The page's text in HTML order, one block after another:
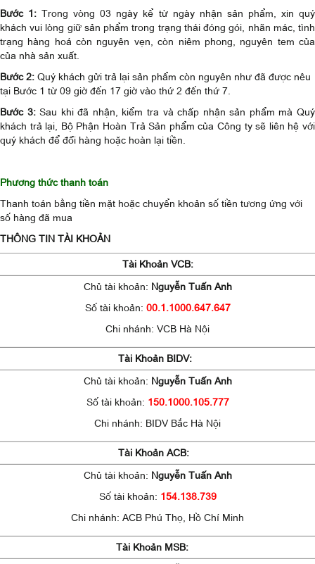
Bước 1: Trong vòng 03 ngày kể từ ngày nhận sản phẩm, xin quý
khách vui lòng giữ sản phẩm trong trạng thái đóng gói, nhãn mác, tình
trạng hàng hoá còn nguyên vẹn, còn niêm phong, nguyên tem của
của nhà sản xuất.
Bước 2: Quý khách gửi trả lại sản phẩm còn nguyên như đã được nêu
tại Bước 1 từ 09 giờ đến 17 giờ vào thứ 2 đến thứ 7.
Bước 3:Sau khi đã nhận, kiểm tra và chấp nhận sản phẩm mà Quý
khách trả lại, Bộ Phận Hoàn Trả Sản phẩm của Công ty sẽ liên hệ với
quý khách để đổi hàng hoặc hoàn lại tiền.
Phương thức thanh toán
Thanh toán bằng tiền mặt hoặc chuyển khoản số tiền tương ứng với
số hàng đã mua
THÔNG TIN TÀI KHOẢN
Tài Khoản VCB:
Chủ tài khoản: Nguyễn Tuấn Anh
Số tài khoản: 00.1.1000.647.647
Chi nhánh: VCB Hà Nội
Tài Khoản BIDV:
Chủ tài khoản: Nguyễn Tuấn Anh
Số tài khoản: 150.1000.105.777
Chi nhánh: BIDV Bắc Hà Nội
Tài Khoản ACB:
Chủ tài khoản: Nguyễn Tuấn Anh
Số tài khoản: 154.138.739
Chi nhánh: ACB Phú Thọ, Hồ Chí Minh
Tài Khoản MSB: